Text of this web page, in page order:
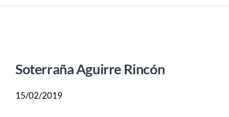
PUBLICACIONES
Soterraña Aguirre Rincón
15/02/2019